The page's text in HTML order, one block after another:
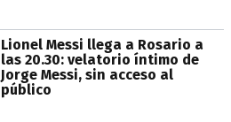
Lionel Messi llega a Rosario a
las 20.30: velatorio íntimo de
Jorge Messi, sin acceso al
público